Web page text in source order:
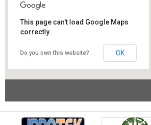
Công ty SAO VIỆT
This page can't load Google Maps
correctly.
Do you own this website? OK